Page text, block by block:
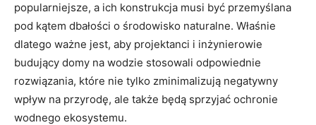
popularniejsze, a‌ ich konstrukcja musi być przemyślana
pod kątem dbałości o środowisko naturalne. Właśnie
dlatego ważne ⁤jest, aby projektanci i ‍inżynierowie
budujący domy na wodzie stosowali odpowiednie
⁤rozwiązania, które nie tylko zminimalizują⁣ negatywny
‍wpływ na przyrodę, ale także będą sprzyjać ochronie‌
wodnego ​ekosystemu.